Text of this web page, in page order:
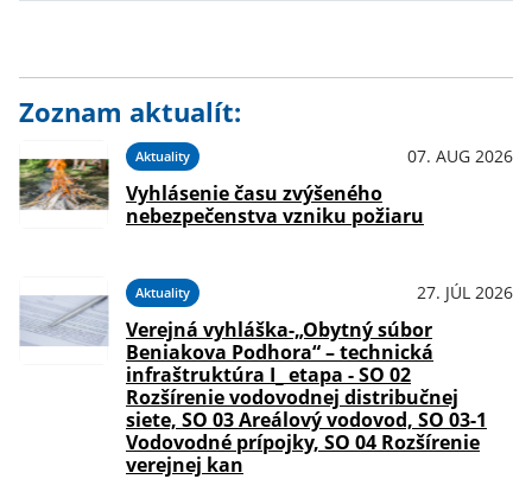
Zoznam aktualít:
Aktuality 07. AUG 2026
Vyhlásenie času zvýšeného
nebezpečenstva vzniku požiaru
Aktuality 27. JÚL 2026
Verejná vyhláška-„Obytný súbor
Beniakova Podhora“ – technická
infraštruktúra I_ etapa - SO 02
Rozšírenie vodovodnej distribučnej
siete, SO 03 Areálový vodovod, SO 03-1
Vodovodné prípojky, SO 04 Rozšírenie
verejnej kan